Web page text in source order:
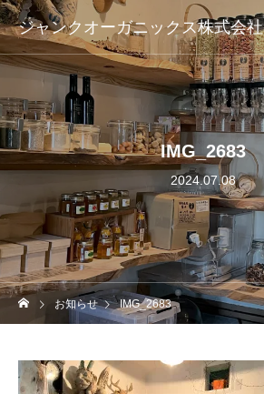
ジャンクオーガニックス株式会社
IMG_2683
2024.07.08
お知らせ IMG_2683